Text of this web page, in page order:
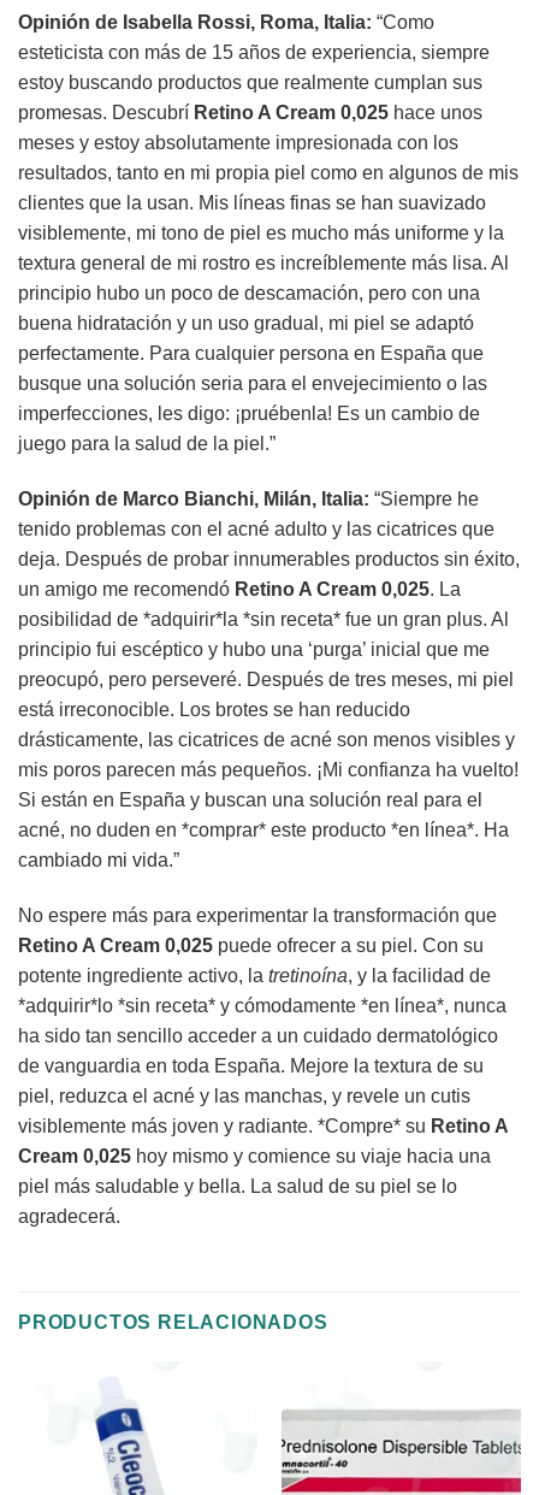
Opinión de Isabella Rossi, Roma, Italia: “Como
esteticista con más de 15 años de experiencia, siempre
estoy buscando productos que realmente cumplan sus
promesas. Descubrí Retino A Cream 0,025 hace unos
meses y estoy absolutamente impresionada con los
resultados, tanto en mi propia piel como en algunos de mis
clientes que la usan. Mis líneas finas se han suavizado
visiblemente, mi tono de piel es mucho más uniforme y la
textura general de mi rostro es increíblemente más lisa. Al
principio hubo un poco de descamación, pero con una
buena hidratación y un uso gradual, mi piel se adaptó
perfectamente. Para cualquier persona en España que
busque una solución seria para el envejecimiento o las
imperfecciones, les digo: ¡pruébenla! Es un cambio de
juego para la salud de la piel.”
Opinión de Marco Bianchi, Milán, Italia: “Siempre he
tenido problemas con el acné adulto y las cicatrices que
deja. Después de probar innumerables productos sin éxito,
un amigo me recomendó Retino A Cream 0,025. La
posibilidad de *adquirir*la *sin receta* fue un gran plus. Al
principio fui escéptico y hubo una ‘purga’ inicial que me
preocupó, pero perseveré. Después de tres meses, mi piel
está irreconocible. Los brotes se han reducido
drásticamente, las cicatrices de acné son menos visibles y
mis poros parecen más pequeños. ¡Mi confianza ha vuelto!
Si están en España y buscan una solución real para el
acné, no duden en *comprar* este producto *en línea*. Ha
cambiado mi vida.”
No espere más para experimentar la transformación que
Retino A Cream 0,025 puede ofrecer a su piel. Con su
potente ingrediente activo, la tretinoína, y la facilidad de
*adquirir*lo *sin receta* y cómodamente *en línea*, nunca
ha sido tan sencillo acceder a un cuidado dermatológico
de vanguardia en toda España. Mejore la textura de su
piel, reduzca el acné y las manchas, y revele un cutis
visiblemente más joven y radiante. *Compre* su Retino A
Cream 0,025 hoy mismo y comience su viaje hacia una
piel más saludable y bella. La salud de su piel se lo
agradecerá.
PRODUCTOS RELACIONADOS